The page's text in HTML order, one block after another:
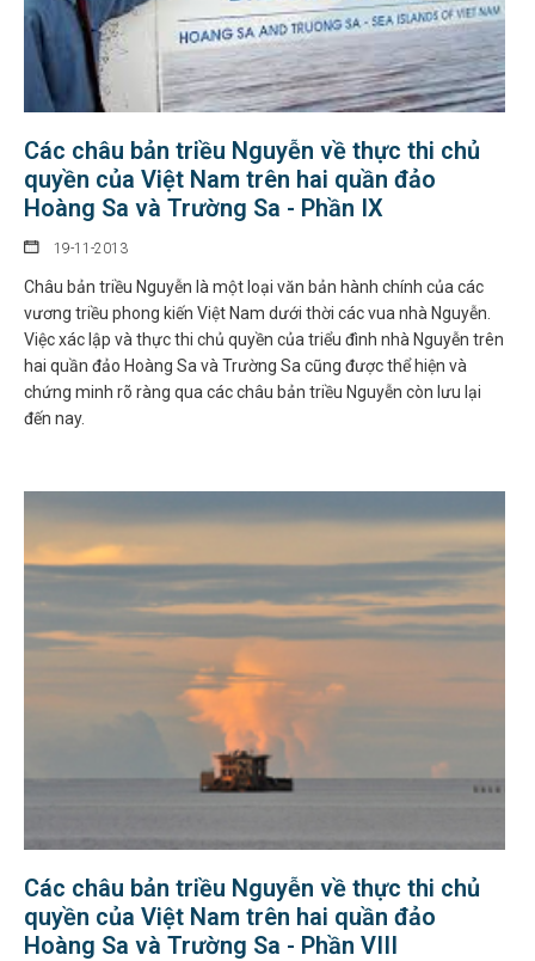
Các châu bản triều Nguyễn về thực thi chủ
quyền của Việt Nam trên hai quần đảo
Hoàng Sa và Trường Sa - Phần IX
19-11-2013
Châu bản triều Nguyễn là một loại văn bản hành chính của các
vương triều phong kiến Việt Nam dưới thời các vua nhà Nguyễn.
Việc xác lập và thực thi chủ quyền của triểu đình nhà Nguyễn trên
hai quần đảo Hoàng Sa và Trường Sa cũng được thể hiện và
chứng minh rõ ràng qua các châu bản triều Nguyễn còn lưu lại
đến nay.
Các châu bản triều Nguyễn về thực thi chủ
quyền của Việt Nam trên hai quần đảo
Hoàng Sa và Trường Sa - Phần VIII